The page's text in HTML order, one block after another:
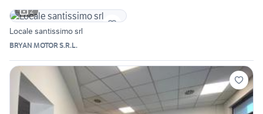
2
Locale santissimo srl
BRYAN MOTOR S.R.L.